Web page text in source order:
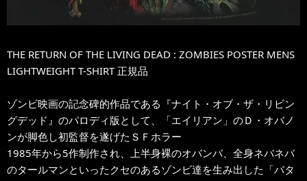
THE RETURN OF THE LIVING DEAD : ZOMBIES POSTER MENS
LIGHTWEIGHT T-SHIRT 正規品
ゾンビ映画の記念碑的作品である『ナイト・オブ・ザ・リビン
グデッド』のパロディ版として、「エイリアン」のＤ・オバノ
ンが脚色し初監督を遂げたＳＦホラー
1985年から5作制作され、上半身裸のオバンバ、全身ネバネバ
のタールマンといったクセのあるゾンビ達を生み出した「バタ